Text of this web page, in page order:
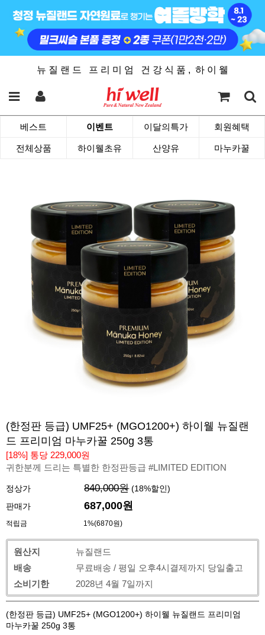
뉴 질 랜 드 프 리 미 엄 건 강 식 품 , 하 이 웰
베스트 이벤트 이달의특가 회원혜택
전체상품 하이웰초유 산양유 마누카꿀
(한정판 등급) UMF25+ (MGO1200+) 하이웰 뉴질랜
드 프리미엄 마누카꿀 250g 3통
[18%] 통당 229,000원
귀한분께 드리는 특별한 한정판등급 #LIMITED EDITION
정상가 840,000원 (18%할인)
판매가
687,000원
적립금 1%(6870원)
원산지
뉴질랜드
배송
무료배송 / 평일 오후4시결제까지 당일출고
소비기한
2028년 4월 7일까지
(한정판 등급) UMF25+ (MGO1200+) 하이웰 뉴질랜드 프리미엄
마누카꿀 250g 3통